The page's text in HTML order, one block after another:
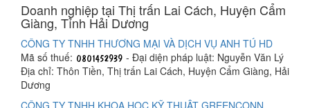
Doanh nghiệp tại Thị trấn Lai Cách, Huyện Cẩm
Giàng, Tỉnh Hải Dương
CÔNG TY TNHH THƯƠNG MẠI VÀ DỊCH VỤ ANH TÚ HD
Mã số thuế:
- Đại diện pháp luật: Nguyễn Văn Lý
Địa chỉ: Thôn Tiền, Thị trấn Lai Cách, Huyện Cẩm Giàng, Hải
Dương